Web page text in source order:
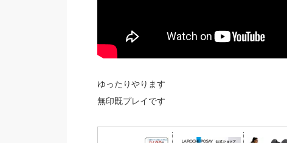
ゆったりやります
無印既プレイです